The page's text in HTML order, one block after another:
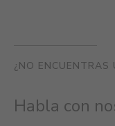
¿NO
Habla con